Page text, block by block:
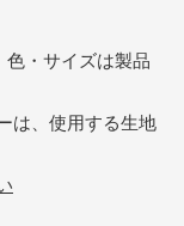
色・サイズは製品
は、使用する生地